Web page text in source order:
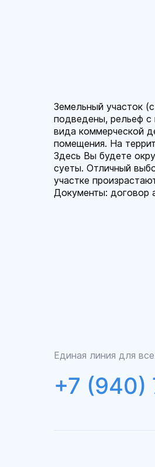
Земельный участок
подведены, рельеф
вида коммерческой
помещения. На
Здесь Вы будете
суеты. Отличный
участке
Документы: договор
Единая линия для
+7 (940)